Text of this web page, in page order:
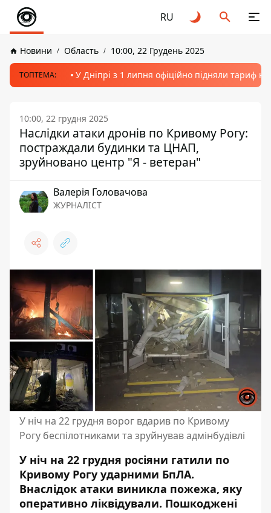
RU
Новини Область 10:00, 22 Грудень 2025
ТОПТЕМА: У Дніпрі з 1 липня офіційно підняли тариф
10:00, 22 грудня 2025
Наслідки атаки дронів по Кривому Рогу:
постраждали будинки та ЦНАП,
зруйновано центр "Я - ветеран"
Валерія Головачова
ЖУРНАЛІСТ
У ніч на 22 грудня ворог вдарив по Кривому
Рогу беспілотниками та зруйнував адмінбудівлі
У ніч на 22 грудня росіяни гатили по
Кривому Рогу ударними БпЛА.
Внаслідок атаки виникла пожежа, яку
оперативно ліквідували. Пошкоджені